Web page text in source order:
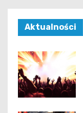
Aktualności